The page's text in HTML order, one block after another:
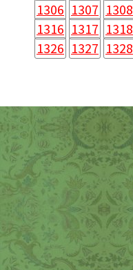
1306 1307 1308
1316 1317 1318
1326 1327 1328